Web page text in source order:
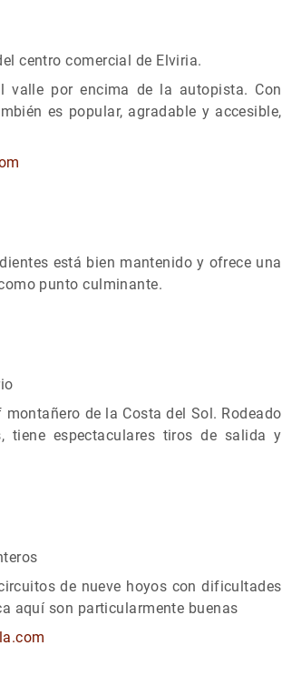
centro comercial de Elviria.
valle por encima de la autopista. Con
es popular, agradable y accesible,
está bien mantenido y ofrece una
punto culminante.
montañero de la Costa del Sol. Rodeado
tiene espectaculares tiros de salida y
de nueve hoyos con dificultades
aquí son particularmente buenas